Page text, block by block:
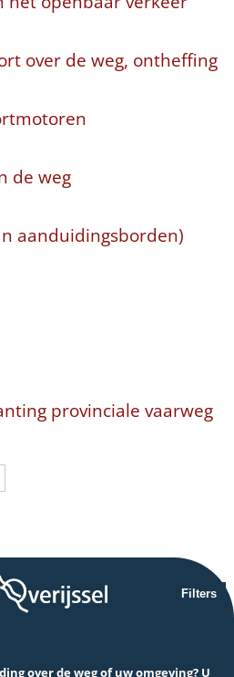
over de weg, ontheffing
de weg
aanduidingsborden)
provinciale vaarweg
Filters
over de weg of uw omgeving? U